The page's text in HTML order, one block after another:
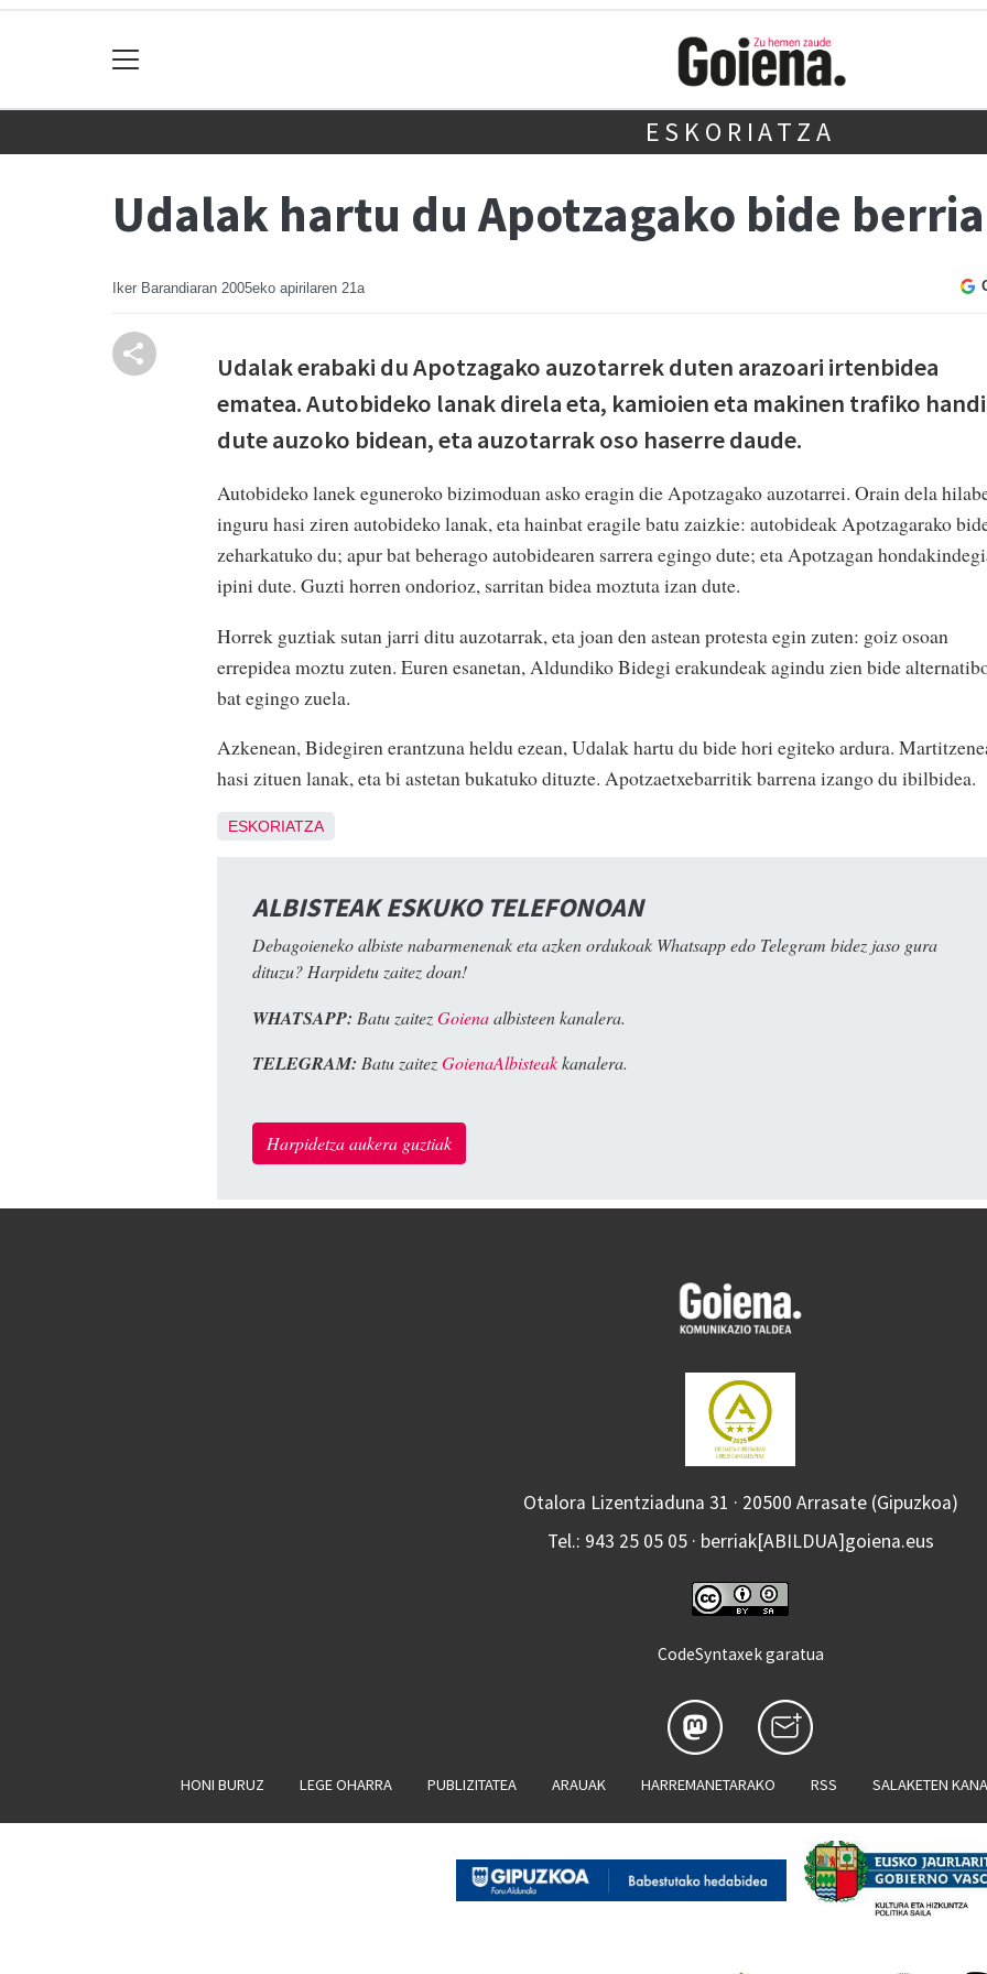
ESKORIATZA
Udalak hartu du Apotzagako bide
Iker Barandiaran 2005eko apirilaren 21a
Udalak erabaki du Apotzagako auzotarrek duten arazoari irtenbidea
ematea. Autobideko lanak direla eta, kamioien eta makinen trafiko
dute auzoko bidean, eta auzotarrak oso haserre daude.
Autobideko lanek eguneroko bizimoduan asko eragin die Apotzagako auzotarrei. Orain dela
inguru hasi ziren autobideko lanak, eta hainbat eragile batu zaizkie: autobideak Apotzagarako
zeharkatuko du; apur bat beherago autobidearen sarrera egingo dute; eta Apotzagan
ipini dute. Guzti horren ondorioz, sarritan bidea moztuta izan dute.
Horrek guztiak sutan jarri ditu auzotarrak, eta joan den astean protesta egin zuten: goiz osoan
errepidea moztu zuten. Euren esanetan, Aldundiko Bidegi erakundeak agindu zien bide
bat egingo zuela.
Azkenean, Bidegiren erantzuna heldu ezean, Udalak hartu du bide hori egiteko ardura.
hasi zituen lanak, eta bi astetan bukatuko dituzte. Apotzaetxebarritik barrena izango du ibilbidea.
ESKORIATZA
ALBISTEAK ESKUKO TELEFONOAN
Debagoieneko albiste nabarmenenak eta azken ordukoak Whatsapp edo Telegram bidez jaso gura
dituzu? Harpidetu zaitez doan!
WHATSAPP: Batu zaitezGoienaalbisteen kanalera.
TELEGRAM: Batu zaitezGoienaAlbisteakkanalera.
Harpidetza aukera guztiak
Otalora Lizentziaduna 31 · 20500 Arrasate (Gipuzkoa)
Tel.: 943 25 05 05 · berriak[ABILDUA]goiena.eus
CodeSyntaxek garatua
HONI BURUZ LEGE OHARRA PUBLIZITATEA ARAUAK HARREMANETARAKO RSS SALAKETEN